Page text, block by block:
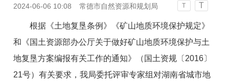
2024-06-06 10:08 常德市自然资源和规划局 T T
根据《土地复垦条例》《矿山地质环境保护规定》
和《国土资源部办公厅关于做好矿山地质环境保护与土
地复垦方案编报有关工作的通知》（国土资规〔2016〕
21号）有关要求，我局委托评审专家组对湖南省城市地